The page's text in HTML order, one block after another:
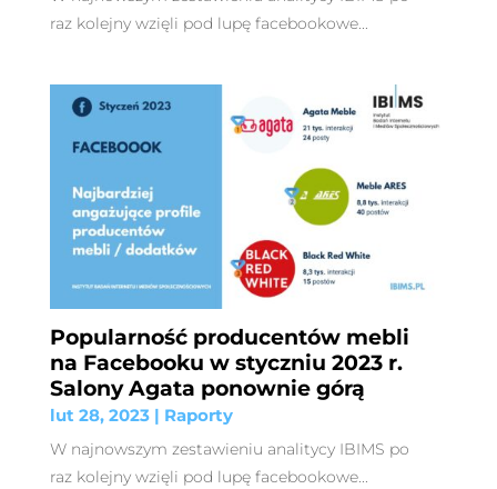
raz kolejny wzięli pod lupę facebookowe...
Popularność producentów mebli
na Facebooku w styczniu 2023 r.
Salony Agata ponownie górą
lut 28, 2023| Raporty
W najnowszym zestawieniu analitycy IBIMS po
raz kolejny wzięli pod lupę facebookowe...